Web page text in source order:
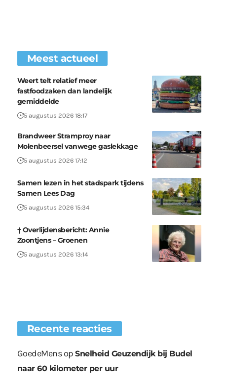
Meest actueel
Weert telt relatief meer
fastfoodzaken dan landelijk
gemiddelde
5 augustus 2026 18:17
Brandweer Stramproy naar
Molenbeersel vanwege gaslekkage
5 augustus 2026 17:12
Samen lezen in het stadspark tijdens
Samen Lees Dag
5 augustus 2026 15:34
† Overlijdensbericht: Annie
Zoontjens – Groenen
5 augustus 2026 13:14
Recente reacties
GoedeMensopSnelheid Geuzendijk bij Budel
naar 60 kilometer per uur